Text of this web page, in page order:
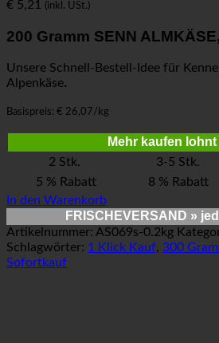
€ 5,21 (inkl. USt.)
200 Gramm SENN
Unsere Schnell-Bestell-Idee für
Alpenkäse.
Basispreis: € 26,07/kg
Mehr kaufen
2 Stk. 3-5 Stk.
5 % Rabatt
8 % Rabatt
In den Warenkorb
FRISCHEVERSAND »
Artikelnummer: AS069s-0.2kg
Schlagwörter: 1 Klick Kauf, 300
Sofortkauf